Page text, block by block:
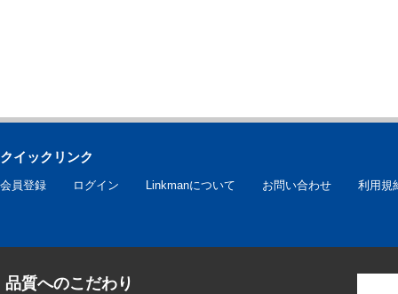
クイックリンク
会員登録 ログイン Linkmanについて お問い合わせ 利用規
品質へのこだわり